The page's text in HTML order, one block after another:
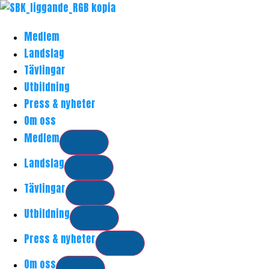
Hoppa
innehållMedlem
Landslag
Tävlingar
Utbildning
Press & nyheter
Om oss
Medlem
Landslag
Tävlingar
Utbildning
Press & nyheter
Om oss